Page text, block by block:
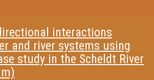
interactions
and river systems using
study in the Scheldt River